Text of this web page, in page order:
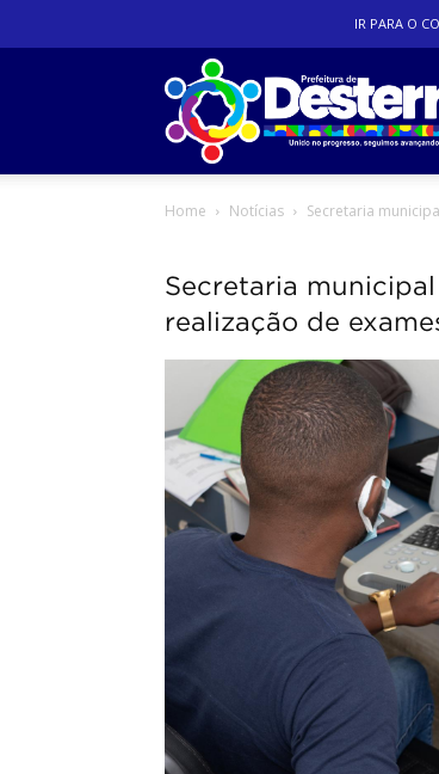
IR PARA O
Home Notícias Secretaria
Secretaria
realização de